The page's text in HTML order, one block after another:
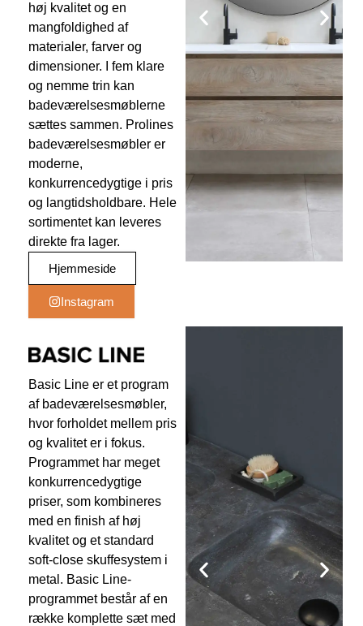
høj kvalitet og en
mangfoldighed af
materialer, farver og
dimensioner. I fem klare
og nemme trin kan
badeværelsesmøblerne
sættes sammen. Prolines
badeværelsesmøbler er
moderne,
konkurrencedygtige i pris
og langtidsholdbare. Hele
sortimentet kan leveres
direkte fra lager.
Hjemmeside
Instagram
Basic Line er et program
af badeværelsesmøbler,
hvor forholdet mellem pris
og kvalitet er i fokus.
Programmet har meget
konkurrencedygtige
priser, som kombineres
med en finish af høj
kvalitet og et standard
soft-close skuffesystem i
metal. Basic Line-
programmet består af en
række komplette sæt med